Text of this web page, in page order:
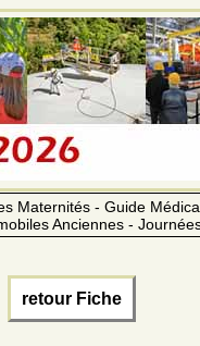
Maternités - Guide
Anciennes -
retour Fiche